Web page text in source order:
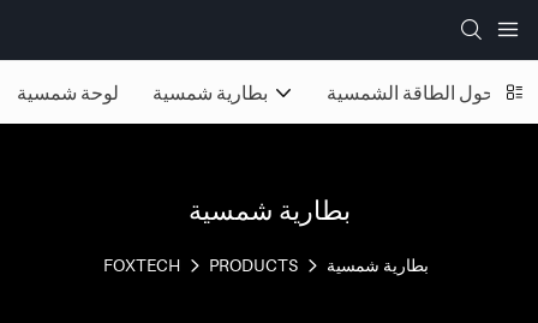
لوحة شمسية بطارية شمسية محول الطاقة الشمسية
بطارية شمسية
FOXTECH PRODUCTS بطارية شمسية